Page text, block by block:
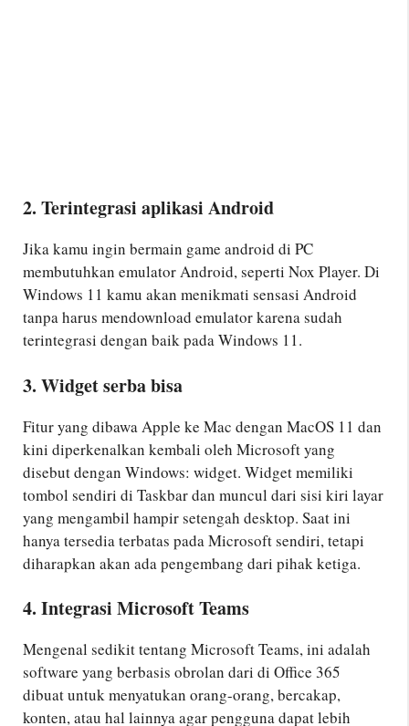
2. Terintegrasi aplikasi Android
Jika kamu ingin bermain game android di PC
membutuhkan emulator Android, seperti Nox Player. Di
Windows 11 kamu akan menikmati sensasi Android
tanpa harus mendownload emulator karena sudah
terintegrasi dengan baik pada Windows 11.
3. Widget serba bisa
Fitur yang dibawa Apple ke Mac dengan MacOS 11 dan
kini diperkenalkan kembali oleh Microsoft yang
disebut dengan Windows: widget. Widget memiliki
tombol sendiri di Taskbar dan muncul dari sisi kiri layar
yang mengambil hampir setengah desktop. Saat ini
hanya tersedia terbatas pada Microsoft sendiri, tetapi
diharapkan akan ada pengembang dari pihak ketiga.
4. Integrasi Microsoft Teams
Mengenal sedikit tentang Microsoft Teams, ini adalah
software yang berbasis obrolan dari di Office 365
dibuat untuk menyatukan orang-orang, bercakap,
konten, atau hal lainnya agar pengguna dapat lebih